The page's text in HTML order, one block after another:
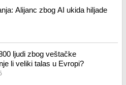
Alijanc zbog AI ukida hiljade
ljudi zbog veštačke
li veliki talas u Evropi?